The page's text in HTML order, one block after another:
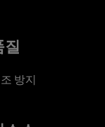
질
방지